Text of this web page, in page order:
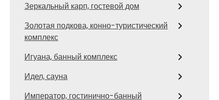
Зеркальный карп, гостевой дом
Золотая подкова, конно-туристический
комплекс
Игуана, банный комплекс
Идел, сауна
Император, гостинично-банный